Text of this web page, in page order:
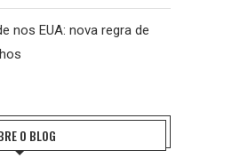
nos EUA: nova regra de
O BLOG